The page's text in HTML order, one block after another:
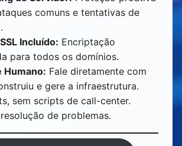
comuns e tentativas de
Incluído: Encriptação
para todos os domínios.
Humano: Fale diretamente com
e gere a infraestrutura.
sem scripts de call-center.
de problemas.